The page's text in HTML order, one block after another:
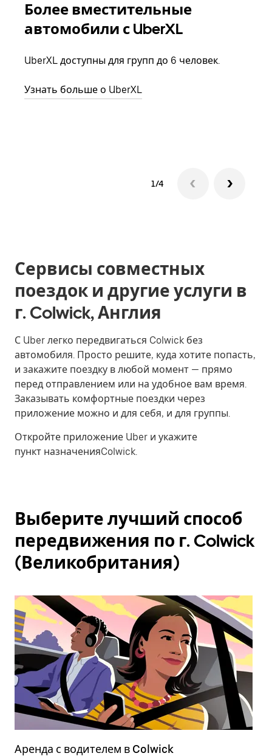
Более вместительные
автомобили с UberXL
UberXL доступны для групп до 6 человек.
Узнать больше о UberXL
1/4
Сервисы совместных
поездок и другие услуги в
г. Colwick, Англия
С Uber легко передвигаться Colwick без
автомобиля. Просто решите, куда хотите попасть,
и закажите поездку в любой момент — прямо
перед отправлением или на удобное вам время.
Заказывать комфортные поездки через
приложение можно и для себя, и для группы.
Откройте приложение Uber и укажите
пункт назначенияColwick.
Выберите лучший способ
передвижения по г. Colwick
(Великобритания)
Аренда с водителем в Colwick